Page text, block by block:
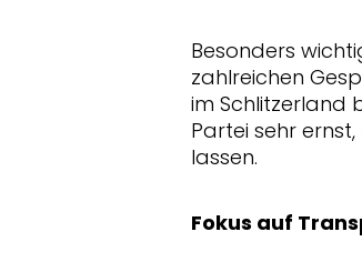
Besonders
zahlreichen
im Schlitzerland
Partei sehr
lassen.
Fokus auf